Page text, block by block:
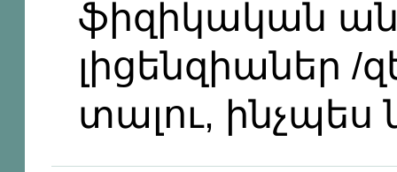
ֆիզիկական
լիցենզիաներ /
տալու, ինչպես